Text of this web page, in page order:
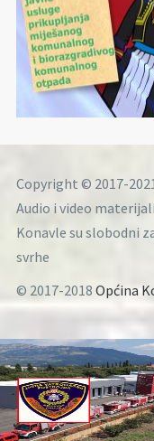
Copyright © 2017-
Audio i video
Konavle su slobodni
svrhe
© 2017-2018 Općina